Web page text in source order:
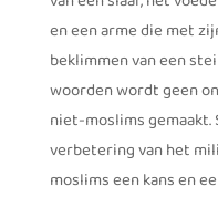
en een arme die met
beklimmen van een
woorden wordt geen
niet-moslims gemaakt.
verbetering van het
moslims een kans en